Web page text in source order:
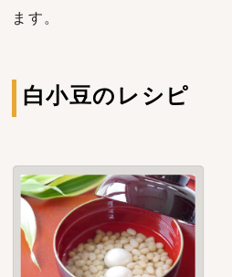
ます。
白小豆のレシピ